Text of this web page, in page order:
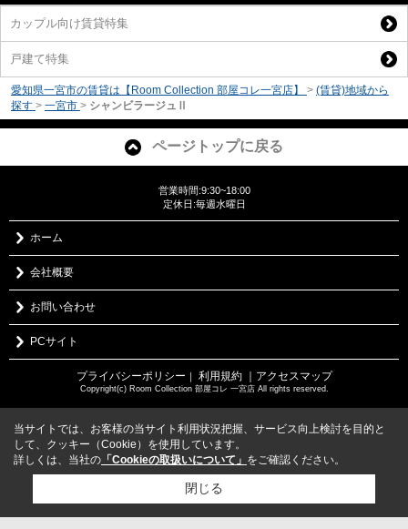
カップル向け賃貸特集
戸建て特集
愛知県一宮市の賃貸は【Room Collection 部屋コレ一宮店】 > (賃貸)地域から
探す > 一宮市 > シャンビラージュⅡ
ページトップに戻る
営業時間:9:30~18:00
定休日:毎週水曜日
ホーム
会社概要
お問い合わせ
PCサイト
プライバシーポリシー 利用規約 ｜アクセスマップ
Copyright(c) Room Collection 部屋コレ 一宮店 All rights reserved.
当サイトでは、お客様の当サイト利用状況把握、サービス向上検討を目的と
して、クッキー（Cookie）を使用しています。
詳しくは、当社の 「Cookieの取扱いについて」 をご確認ください。
閉じる